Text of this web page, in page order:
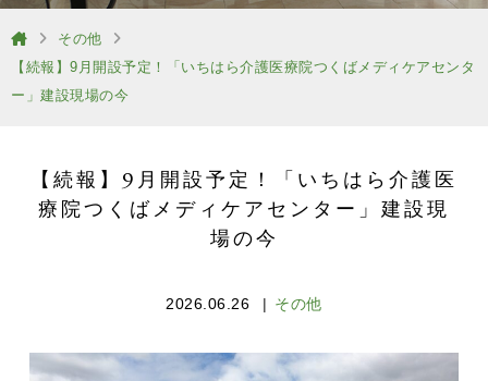
その他
【続報】9月開設予定！「いちはら介護医療院つくばメディケアセンタ
ー」建設現場の今
【続報】9月開設予定！「いちはら介護医
療院つくばメディケアセンター」建設現
場の今
2026.06.26 その他